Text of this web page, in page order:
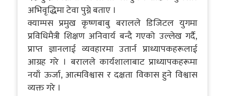
अभिवृद्धिमा टेवा पुग्ने बताए ।
क्याम्पस प्रमुख कृष्णबाबु बरालले डिजिटल युगमा
प्रविधिमैत्री शिक्षण अनिवार्य बन्दै गएको उल्लेख गर्दै,
प्राप्त ज्ञानलाई व्यवहारमा उतार्न प्राध्यापकहरूलाई
आग्रह गरे । बरालले कार्यशालाबाट प्राध्यापकहरूमा
नयाँ ऊर्जा, आत्मविश्वास र दक्षता विकास हुने विश्वास
व्यक्त गरे ।